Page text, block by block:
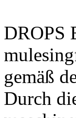
DROPS
gemäß
Durch